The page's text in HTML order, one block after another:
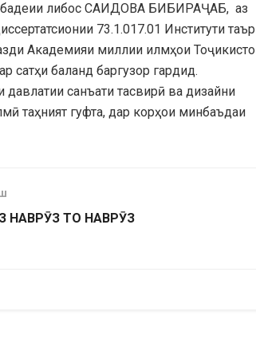
бадеии либос САИДОВА БИБИРАҶАБ, аз
73.1.017.01 Институти
Академияи миллии илмҳои
сатҳи баланд баргузор гардид.
санъати тасвирӣ ва дизайни
гуфта, дар корҳои минбаъдаи
НАВРӮЗ ТО НАВРӮЗ